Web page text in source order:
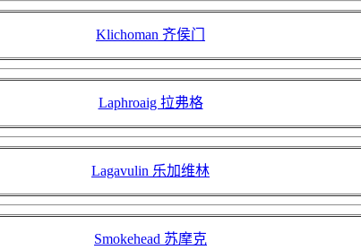
Klichoman 齐侯门
Laphroaig 拉弗格
Lagavulin 乐加维林
Smokehead 苏摩克